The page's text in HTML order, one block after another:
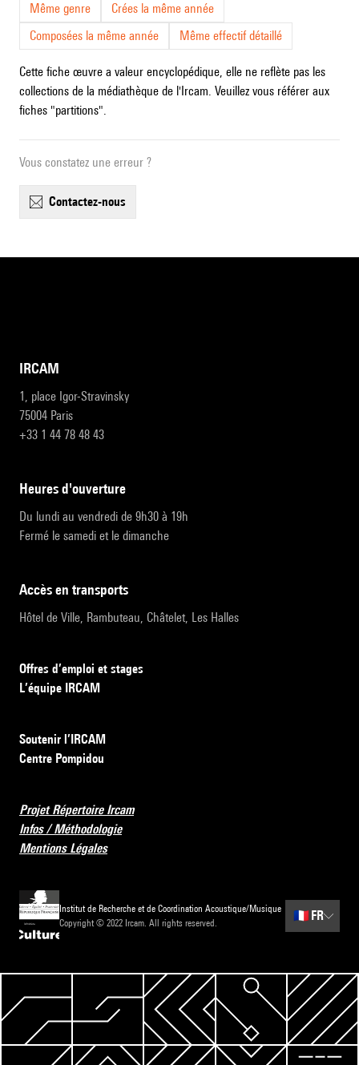
Même genre
Crées la même année
Composées la même année
Même effectif détaillé
Cette fiche œuvre a valeur encyclopédique, elle ne reflète pas les
collections de la médiathèque de l'Ircam. Veuillez vous référer aux
fiches "partitions".
Vous constatez une erreur ?
contactez-nous
IRCAM
1, place Igor-Stravinsky
75004 Paris
+33 1 44 78 48 43
heures d'ouverture
Du lundi au vendredi de 9h30 à 19h
Fermé le samedi et le dimanche
accès en transports
Hôtel de Ville, Rambuteau, Châtelet, Les Halles
Offres d’emploi et stages
L’équipe IRCAM
Soutenir l’IRCAM
Centre Pompidou
Projet Répertoire Ircam
Infos / Méthodologie
Mentions Légales
Institut de Recherche et de Coordination Acoustique/Musique
Copyright © 2022 Ircam. All rights reserved.
🇫🇷 FR